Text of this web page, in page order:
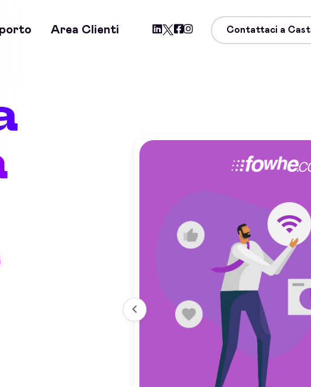
Area Clienti Contattaci a